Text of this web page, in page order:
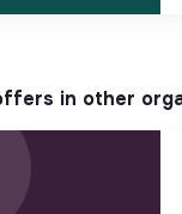
in other